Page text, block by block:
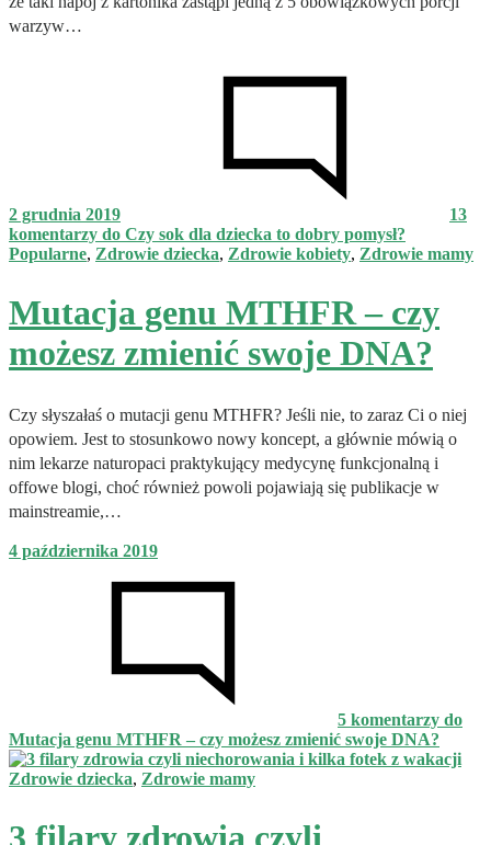
warzyw…
2 grudnia 2019
13
komentarzy do Czy sok dla dziecka to dobry pomysł?
Popularne, Zdrowie dziecka, Zdrowie kobiety, Zdrowie mamy
Mutacja genu MTHFR – czy
możesz zmienić swoje DNA?
Czy słyszałaś o mutacji genu MTHFR? Jeśli nie, to zaraz Ci o niej
opowiem. Jest to stosunkowo nowy koncept, a głównie mówią o
nim lekarze naturopaci praktykujący medycynę funkcjonalną i
offowe blogi, choć również powoli pojawiają się publikacje w
mainstreamie,…
4 października 2019
5 komentarzy do
Mutacja genu MTHFR – czy możesz zmienić swoje DNA?
Zdrowie dziecka, Zdrowie mamy